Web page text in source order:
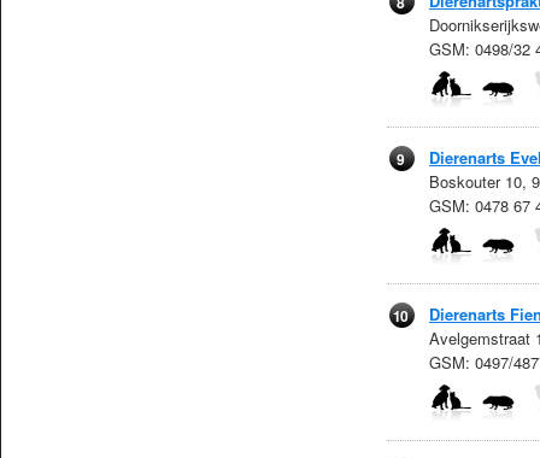
GSM: 0498/32
9
Dierenarts
Boskouter 10,
GSM: 0478 67
10
Dierenarts
Avelgemstraat
GSM: 0497/